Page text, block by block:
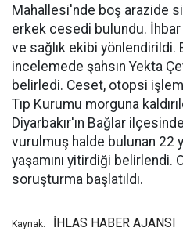
Mahallesi'nde boş arazide
erkek cesedi bulundu.
ve sağlık ekibi yönlendirildi.
incelemede şahsın Yekta
belirledi. Ceset, otopsi
Tıp Kurumu morguna
Diyarbakır'ın Bağlar
vurulmuş halde bulunan 22
yaşamını yitirdiği belirlendi.
soruşturma başlatıldı.
Kaynak: İHLAS HABER AJANSI